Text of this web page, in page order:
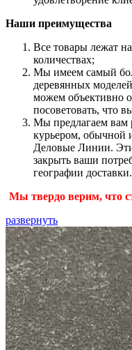
Наши преимущества
Все товары лежат
количествах;
Мы имеем самый
деревянных
можем объективно
посоветовать, что
Мы предлагаем вам
курьером,
Деловые Линии.
закрыть ваши
географии доставки.
Мы твердо верим, что
развернуть